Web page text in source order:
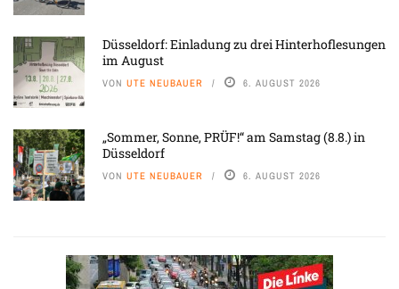
Düsseldorf: Einladung zu drei Hinterhoflesungen
im August
VON UTE NEUBAUER 6. AUGUST 2026
„Sommer, Sonne, PRÜF!“ am Samstag (8.8.) in
Düsseldorf
VON UTE NEUBAUER 6. AUGUST 2026